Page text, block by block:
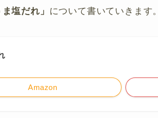
塩だれ」 について書いていきます。
Amazon